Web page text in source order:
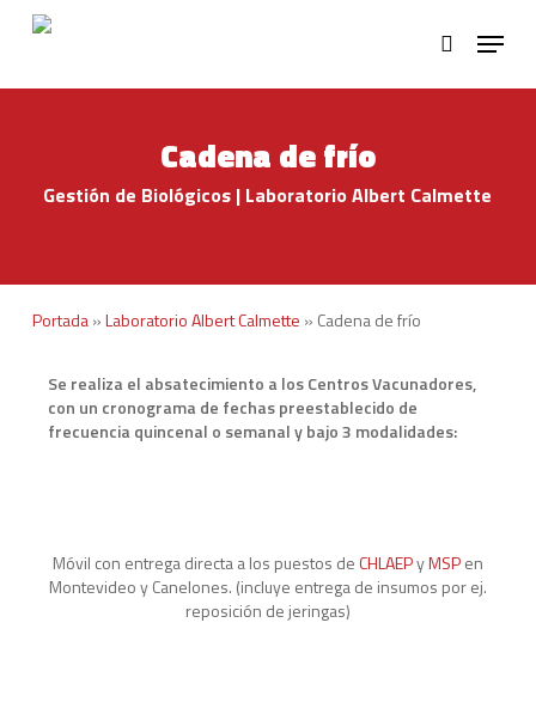
search
Menu
Cadena de frío
Gestión de Biológicos | Laboratorio Albert Calmette
Portada»Laboratorio Albert Calmette » Cadena de frío
Se realiza el absatecimiento a los Centros Vacunadores,
con un cronograma de fechas preestablecido de
frecuencia quincenal o semanal y bajo 3 modalidades:
Móvil con entrega directa a los puestos deCHLAEPyMSPen
Montevideo y Canelones. (incluye entrega de insumos por ej.
reposición de jeringas)
Menu